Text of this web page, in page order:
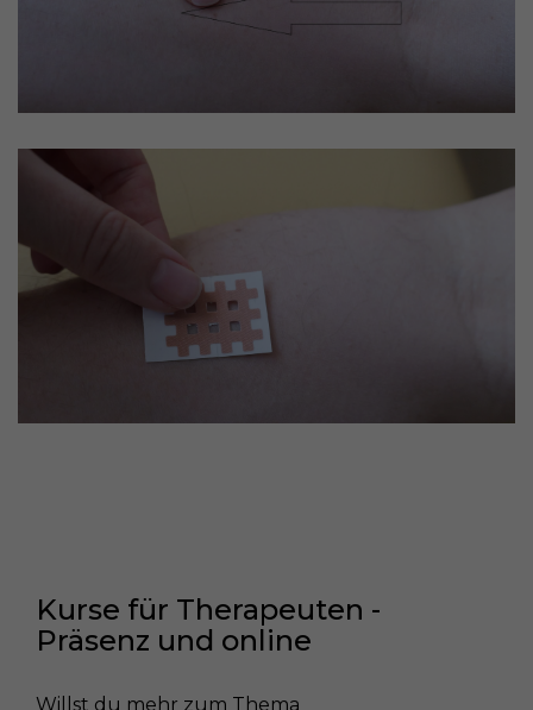
Kurse für Therapeuten -
Präsenz und online
Willst du mehr zum Thema